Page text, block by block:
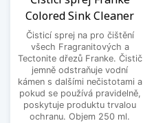
Colored Sink Cleaner
Čisticí sprej na pro čištění
všech Fragranitových a
Tectonite dřezů Franke. Čistič
jemně odstraňuje vodní
kámen s dalšími nečistotami a
pokud se používá pravidelně,
poskytuje produktu trvalou
ochranu. Objem 250 ml.